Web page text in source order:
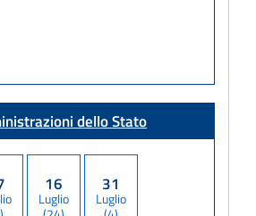
dello Stato
16
Luglio
31
Luglio